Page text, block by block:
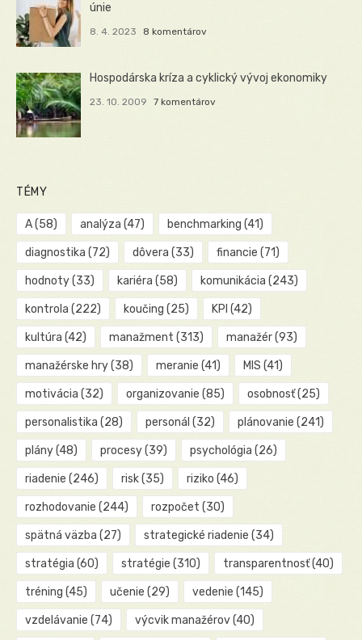
únie
8. 4. 2023 8 komentárov
Hospodárska kríza a cyklický vývoj ekonomiky
23. 10. 2009 7 komentárov
TÉMY
A(58) analýza (47) benchmarking (41)
diagnostika (72) dôvera (33) financie (71)
hodnoty(33) kariéra (58) komunikácia (243)
kontrola (222) koučing (25) KPI (42)
kultúra (42) manažment (313) manažér(93)
manažérske hry(38) meranie (41) MIS (41)
motivácia (32) organizovanie (85) osobnosť(25)
personalistika (28) personál (32) plánovanie (241)
plány(48) procesy(39) psychológia (26)
riadenie (246) risk(35) riziko (46)
rozhodovanie (244) rozpočet (30)
spätná väzba (27) strategické riadenie (34)
stratégia (60) stratégie (310) transparentnosť(40)
tréning (45) učenie (29) vedenie (145)
vzdelávanie (74) výcvik manažérov(40)